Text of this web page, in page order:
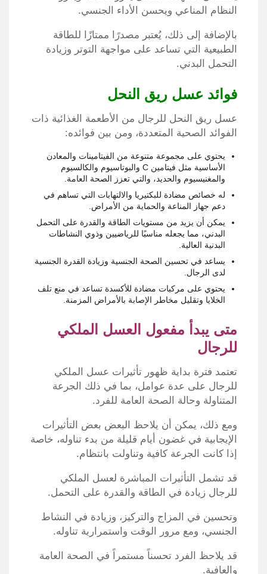
النظام المناعي ويحسن الأداء الجنسي.
بالإضافة إلى ذلك، يُعتبر مصدرًا ممتازًا للطاقة
الطبيعية التي تساعد على مواجهة التوتر وزيادة
التحمل البدني.
فوائد عسل ريق النحل
عسل ريق النحل للرجال من الأطعمة الغذائية ذات
الفوائد الصحية المتعددة، ومن بين فوائده:
يحتوي على مجموعة متنوعة من الفيتامينات والمعادن
الأساسية مثل فيتامين C والبوتاسيوم والكالسيوم
والمغنيسيوم والحديد، والتي تعزز الصحة العامة.
له خصائص مضادة للبكتيريا والالتهابات التي تساهم في
دعم جهاز المناعة والحماية من الأمراض.
يمكن أن يزيد من مستويات الطاقة والقدرة على التحمل
البدني، مما يجعله مناسبًا للرياضيين وذوي النشاطات
البدنية العالية.
يساعد في تحسين الصحة الجنسية وزيادة القدرة الجنسية
لدى الرجال.
يحتوي على مركبات مضادة للأكسدة تساعد في منع تلف
الخلايا وتقليل مخاطر الإصابة بالأمراض المزمنة.
متى يبدأ مفعول العسل الملكي
للرجال
تعتمد فترة بداية ظهور تأثيرات عسل الملكي
للرجال على عدة عوامل، بما في ذلك الجرعة
المتناولة وحالة الصحة العامة للفرد.
ومع ذلك، يمكن أن يلاحظ البعض بعض التأثيرات
الإيجابية في غضون أيام قليلة من بدء تناوله، خاصة
إذا كانت الجرعة كافية وتناولت بانتظام.
قد تشمل التأثيرات المباشرة لعسل الملكي
للرجال زيادة في الطاقة والقدرة على التحمل.
وتحسين في المزاج والتركيز، وزيادة في النشاط
الجنسي، ومع مرور الوقت واستمرارية تناوله.
قد يلاحظ الفرد تحسناً مستمراً في الصحة العامة
والعافية.